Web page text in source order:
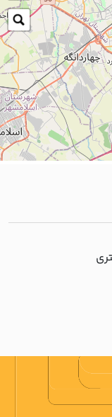
صالح آباد غربي 20 متري